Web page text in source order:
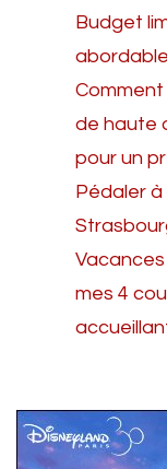
Budget
de haute
pour un
Pédaler
mes 4